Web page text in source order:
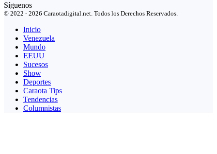
Síguenos
© 2022 - 2026 Caraotadigital.net. Todos los Derechos Reservados.
Inicio
Venezuela
Mundo
EEUU
Sucesos
Show
Deportes
Caraota Tips
Tendencias
Columnistas